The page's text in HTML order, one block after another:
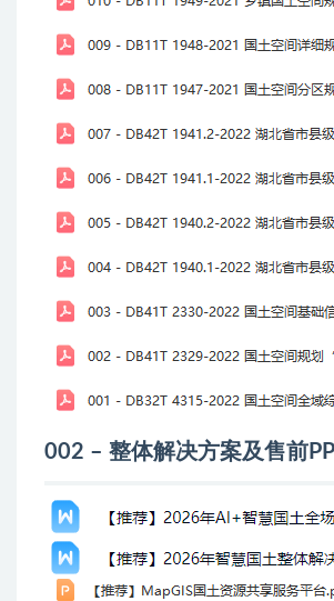
002 – 整体解决方案及售前